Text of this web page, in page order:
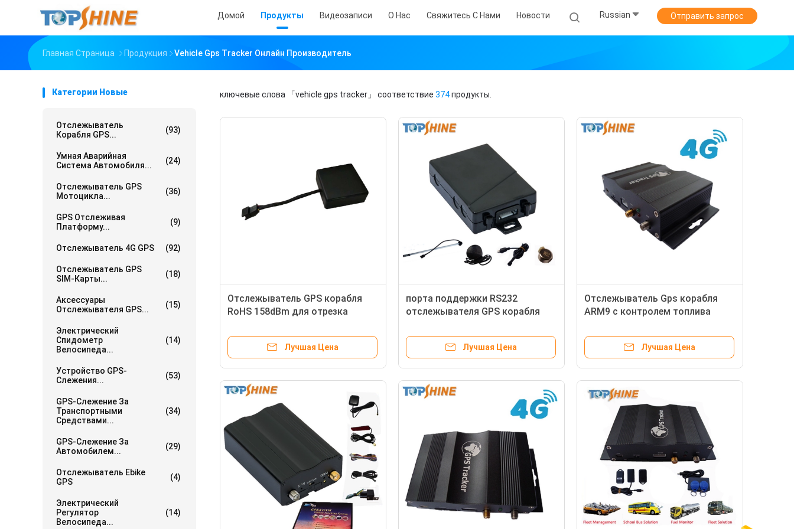
Домой Продукты Видеозаписи О Нас Свяжитесь С Нами Новости Russian Отправить запрос
Главная Страница Продукция Vehicle Gps Tracker Онлайн Производитель
Категории Новые
Отслежыватель
Корабля GPS...
(93)
Умная Аварийная
Система Автомобиля...
(24)
Отслежыватель GPS
Мотоцикла...
(36)
GPS Отслеживая
Платформу...
(9)
Отслежыватель 4G GPS (92)
Отслежыватель GPS
SIM-Карты...
(18)
Аксессуары
Отслежывателя GPS...
(15)
Электрический
Спидометр
Велосипеда...
(14)
Устройство GPS-
Слежения...
(53)
GPS-Слежение За
Транспортными
Средствами...
(34)
GPS-Слежение За
Автомобилем...
(29)
Отслежыватель Ebike
GPS
(4)
Электрический
Регулятор
Велосипеда...
(14)
ключевые слова 「vehicle gps tracker」 соответствие 374продукты.
Отслежыватель GPS корабля
RoHS 158dBm для отрезка
автомобиля стопа
Лучшая Цена
порта поддержки RS232
отслежывателя GPS корабля
похищения широкого анти-
обнаруживаетЛучшая Цена
Отслежыватель Gps корабля
ARM9 с контролем топлива
Лучшая Цена